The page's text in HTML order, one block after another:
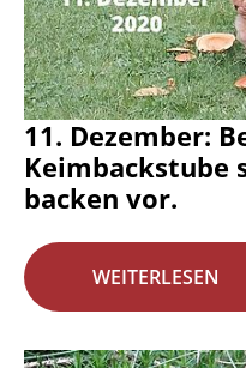
11. Dezember:
Keimbackstube
backen vor.
WEITERLESEN